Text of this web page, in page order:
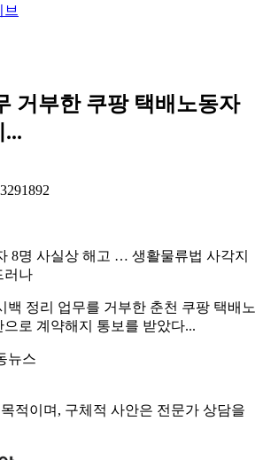
브
거부한 쿠팡 택배노동자
8명 사실상 해고 … 생활물류법 사각지
러나
백 정리 업무를 거부한 춘천 쿠팡 택배노
로 계약해지 통보를 받았다...
뉴스
적이며, 구체적 사안은 전문가 상담을